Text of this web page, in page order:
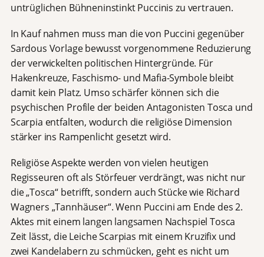
untrüglichen Bühneninstinkt Puccinis zu vertrauen.
In Kauf nahmen muss man die von Puccini gegenüber
Sardous Vorlage bewusst vorgenommene Reduzierung
der verwickelten politischen Hintergründe. Für
Hakenkreuze, Faschismo- und Mafia-Symbole bleibt
damit kein Platz. Umso schärfer können sich die
psychischen Profile der beiden Antagonisten Tosca und
Scarpia entfalten, wodurch die religiöse Dimension
stärker ins Rampenlicht gesetzt wird.
Religiöse Aspekte werden von vielen heutigen
Regisseuren oft als Störfeuer verdrängt, was nicht nur
die „Tosca“ betrifft, sondern auch Stücke wie Richard
Wagners „Tannhäuser“. Wenn Puccini am Ende des 2.
Aktes mit einem langen langsamen Nachspiel Tosca
Zeit lässt, die Leiche Scarpias mit einem Kruzifix und
zwei Kandelabern zu schmücken, geht es nicht um